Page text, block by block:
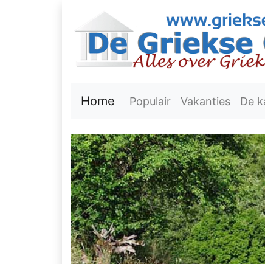
Home Populair Vakanties De